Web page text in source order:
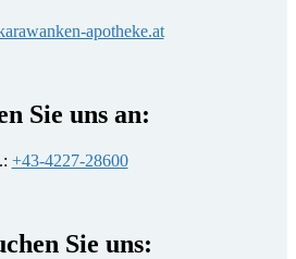
apotheke.at
Sie uns an:
+43-4227-28600
Sie uns: